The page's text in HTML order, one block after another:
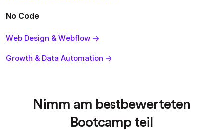
No Code
Web Design & Webflow
Growth & Data Automation
Nimm am bestbewerteten
Bootcamp teil